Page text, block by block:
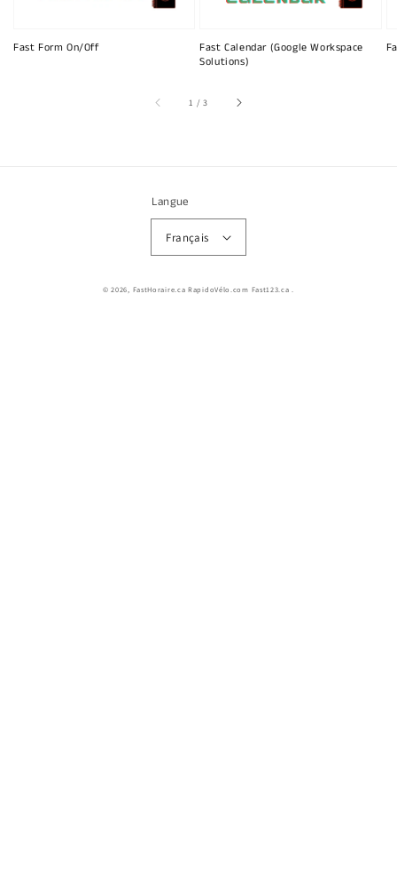
Fast Form On/Off
Fast Calendar (Google Workspace
Solutions)
1 /sur
3
Langue
Français
© 2026, FastHoraire.ca RapidoVélo.com Fast123.ca .